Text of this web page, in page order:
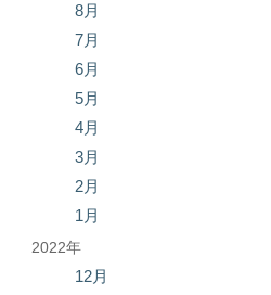
8月
7月
6月
5月
4月
3月
2月
1月
2022年
12月